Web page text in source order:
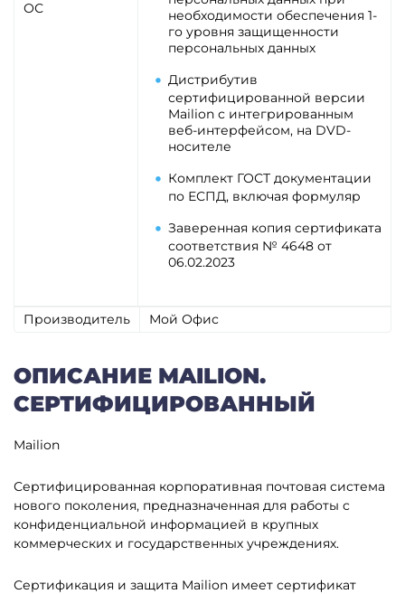
ОС
необходимости обеспечения 1-
го уровня защищенности
персональных данных
Дистрибутив
сертифицированной версии
Mailion с интегрированным
веб-интерфейсом, на DVD-
носителе
Комплект ГОСТ документации
по ЕСПД, включая формуляр
Заверенная копия сертификата
соответствия № 4648 от
06.02.2023
Производитель Мой Офис
ОПИСАНИЕ MAILION.
СЕРТИФИЦИРОВАННЫЙ
Mailion
Сертифицированная корпоративная почтовая система
нового поколения, предназначенная для работы с
конфиденциальной информацией в крупных
коммерческих и государственных учреждениях.
Сертификация и защита Mailion имеет сертификат